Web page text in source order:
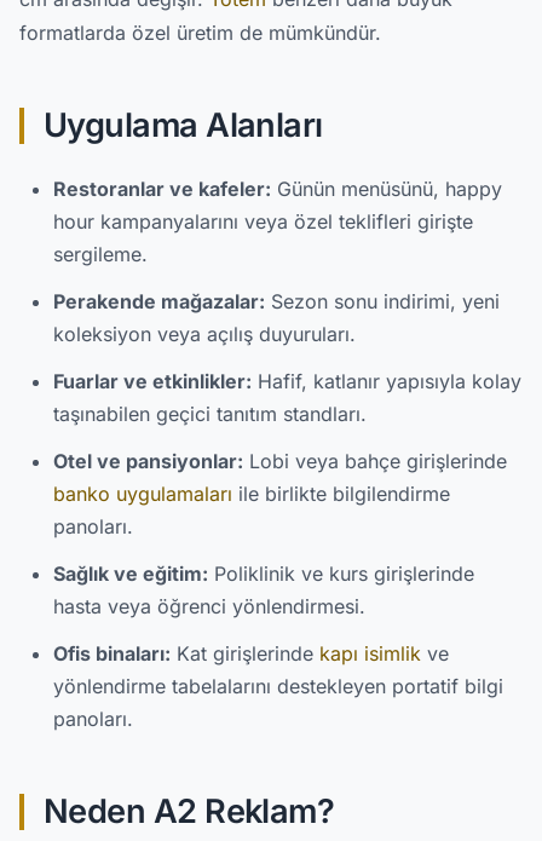
formatlarda özel üretim de mümkündür.
Uygulama Alanları
Restoranlar ve kafeler: Günün menüsünü, happy
hour kampanyalarını veya özel teklifleri girişte
sergileme.
Perakende mağazalar: Sezon sonu indirimi, yeni
koleksiyon veya açılış duyuruları.
Fuarlar ve etkinlikler: Hafif, katlanır yapısıyla kolay
taşınabilen geçici tanıtım standları.
Otel ve pansiyonlar: Lobi veya bahçe girişlerinde
banko uygulamaları ile birlikte bilgilendirme
panoları.
Sağlık ve eğitim: Poliklinik ve kurs girişlerinde
hasta veya öğrenci yönlendirmesi.
Ofis binaları: Kat girişlerinde kapı isimlik ve
yönlendirme tabelalarını destekleyen portatif bilgi
panoları.
Neden A2 Reklam?